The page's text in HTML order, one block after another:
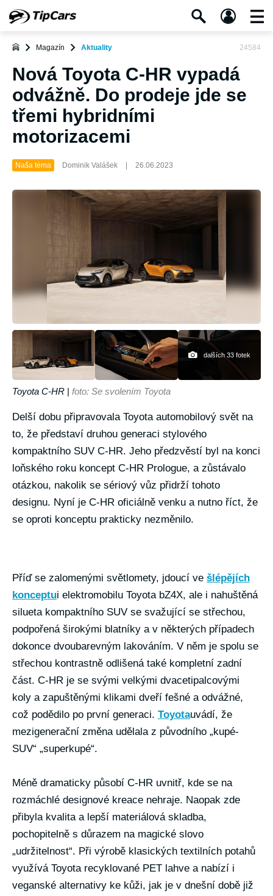
Magazín Aktuality 24584
Nová Toyota C-HR vypadá
odvážně. Do prodeje jde se
třemi hybridními
motorizacemi
Naša téma Dominik Valášek 26.06.2023
dalších 33 fotek
Toyota C-HR | foto: Se svolením Toyota
Delší dobu připravovala Toyota automobilový svět na
to, že představí druhou generaci stylového
kompaktního SUV C-HR. Jeho předzvěstí byl na konci
loňského roku koncept C-HR Prologue, a zůstávalo
otázkou, nakolik se sériový vůz přidrží tohoto
designu. Nyní je C-HR oficiálně venku a nutno říct, že
se oproti konceptu prakticky nezměnilo.
Příď se zalomenými světlomety, jdoucí ve šlépějích
konceptui elektromobilu Toyota bZ4X, ale i nahuštěná
silueta kompaktního SUV se svažující se střechou,
podpořená širokými blatníky a v některých případech
dokonce dvoubarevným lakováním. V něm je spolu se
střechou kontrastně odlišená také kompletní zadní
část. C-HR je se svými velkými dvacetipalcovými
koly a zapuštěnými klikami dveří fešné a odvážné,
což podědilo po první generaci. Toyotauvádí, že
mezigenerační změna udělala z původního „kupé-
SUV“ „superkupé“.
Méně dramaticky působí C-HR uvnitř, kde se na
rozmáchlé designové kreace nehraje. Naopak zde
přibyla kvalita a lepší materiálová skladba,
pochopitelně s důrazem na magické slovo
„udržitelnost“. Při výrobě klasických textilních potahů
využívá Toyota recyklované PET lahve a nabízí i
veganské alternativy ke kůži, jak je v dnešní době již